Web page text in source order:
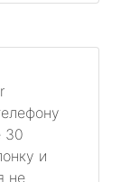
30
и
не